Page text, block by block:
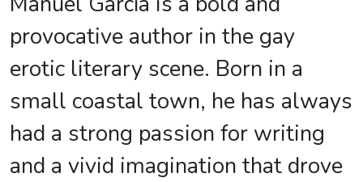
provocative author in the gay
erotic literary scene. Born in a
small coastal town, he has always
had a strong passion for writing
and a vivid imagination that drove